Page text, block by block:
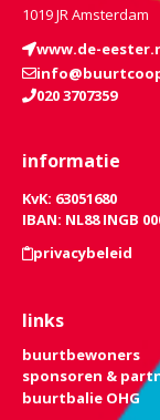
1019 JR Amsterdam
www.de-
020 3707359
informatie
KvK: 63051680
IBAN: NL88 INGB
privacybeleid
links
buurtbewoners
sponsoren &
buurtbalie OHG